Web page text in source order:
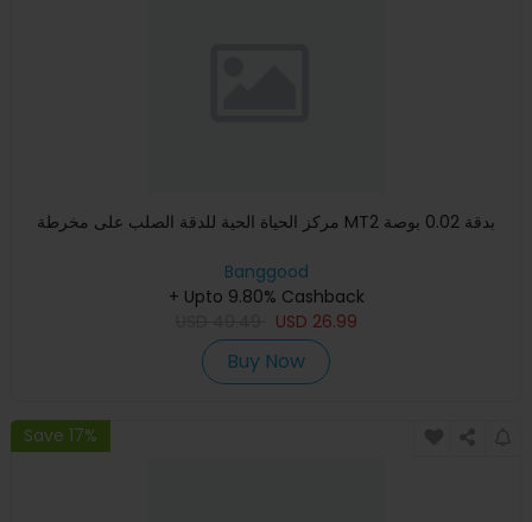
مركز الحياة الحية للدقة الصلب على مخرطة MT2 بدقة 0.02 بوصة
Banggood
+ Upto 9.80% Cashback
USD 26.99
Buy Now
Save 17%